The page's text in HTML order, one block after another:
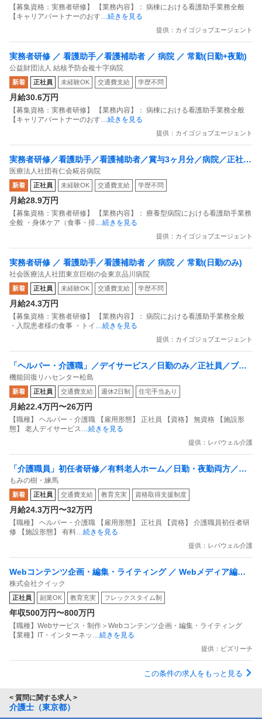
【募集資格：実務者研修】 【業務内容】： 病棟における看護助手業務全般
【キャリアパートナーのおす…続きを見る
提供：カイゴジョブエージェント
実務者研修 ／ 看護助手／看護補助者 ／ 病院 ／ 常勤(日勤+夜勤)
公益財団法人 結核予防会複十字病院
新着 正社員 未経験OK 交通費支給 学歴不問
月給30.6万円
【募集資格：実務者研修】 【業務内容】： 病棟における看護助手業務全般
【キャリアパートナーのおす…続きを見る
提供：カイゴジョブエージェント
実務者研修／看護助手／看護補助者／賞与3ヶ月分／病院／正社員
／日勤のみ
医療法人社団有仁会糀谷病院
新着 正社員 未経験OK 交通費支給 学歴不問
月給28.9万円
【募集資格：実務者研修】 【業務内容】： 療養型病院における看護助手業務
全般 ・身体ケア（食事・排…続きを見る
提供：カイゴジョブエージェント
実務者研修 ／ 看護助手／看護補助者 ／ 病院 ／ 常勤(日勤のみ)
社会医療法人社団東京巨樹の会東京品川病院
新着 正社員 未経験OK 交通費支給 学歴不問
月給24.3万円
【募集資格：実務者研修】 【業務内容】： 病院における看護助手業務全般
・入院患者様の食事 ・トイ …続きを見る
提供：カイゴジョブエージェント
「ヘルパー・介護職」／デイサービス／日勤のみ／正社員／ブラ
ンクOK！
機能回復リハセンター松島
新着 正社員 交通費支給 週休2日制 住宅手当あり
月給22.4万円〜26万円
【職種】 ヘルパー・介護職 【雇用形態】 正社員 【資格】 無資格 【施設形
態】 老人デイサービス…続きを見る
提供：レバウェル介護
「介護職員」初任者研修／有料老人ホーム／日勤・夜勤両方／正
社員
もみの樹・練馬
新着 正社員 交通費支給 教育充実 資格取得支援制度
月給24.3万円〜32万円
【職種】 ヘルパー・介護職 【雇用形態】 正社員 【資格】 介護職員初任者研
修 【施設形態】 有料…続きを見る
提供：レバウェル介護
Webコンテンツ企画・編集・ライティング ／ Webメディア編集
者（看護roo！担当）／Web編集・SEO実務経験必須
株式会社クイック
正社員 副業OK 教育充実 フレックスタイム制
年収500万円〜800万円
【職種】Webサービス・制作＞Webコンテンツ企画・編集・ライティング
【業種】IT・インターネッ …続きを見る
提供：ビズリーチ
この条件の求人をもっと見る
< 質問に関する求人 >
介護士（東京都）